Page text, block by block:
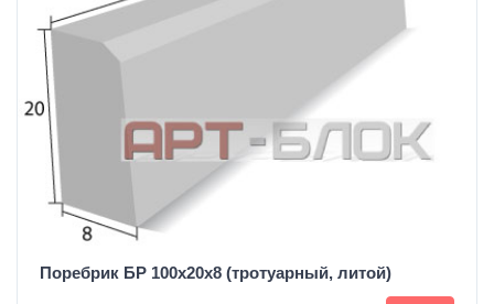
Поребрик БР 100х20х8 (тротуарный, литой)